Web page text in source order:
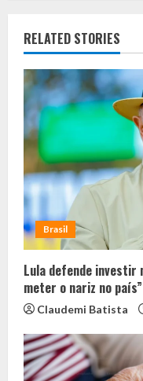
RELATED STORIES
Brasil
Lula defende investir
meter o nariz no país”
Claudemi Batista